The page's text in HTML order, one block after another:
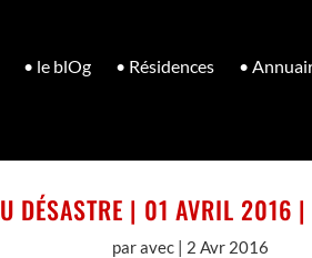
• le blOg • Résidences •
DÉSASTRE | 01 AVRIL 2016 |
paravec | 2 Avr 2016